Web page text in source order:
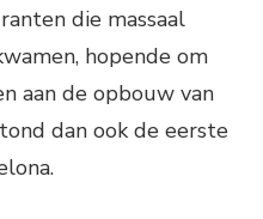
die massaal
hopende om
aan de opbouw van
dan ook de eerste